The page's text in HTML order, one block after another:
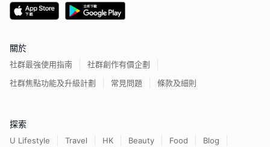
關於
社群最強使用指南
社群創作有價企劃
社群焦點功能及升級計劃
常見問題 條款及細則
探索
U Lifestyle Travel HK Beauty Food
Blog